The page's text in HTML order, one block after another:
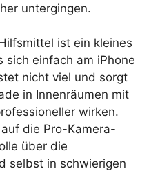
untergingen.
ist ein kleines
sich einfach am iPhone
nicht viel und sorgt
in Innenräumen mit
wirken.
die Pro-Kamera-
über die
selbst in schwierigen